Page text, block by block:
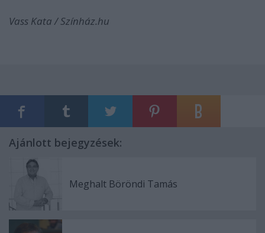
Vass Kata / Színház.hu
Ajánlott bejegyzések:
Meghalt Böröndi Tamás